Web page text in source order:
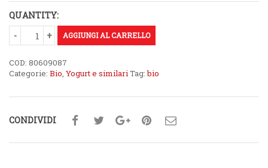
QUANTITY:
AGGIUNGI AL CARRELLO
COD: 80609087
Categorie: Bio, Yogurt e similariTag:bio
CONDIVIDI